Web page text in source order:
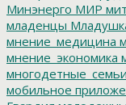
Минэнерго МИР
младенцы
мнение_медицина
мнение_экономика
многодетные_семьи
мобильное